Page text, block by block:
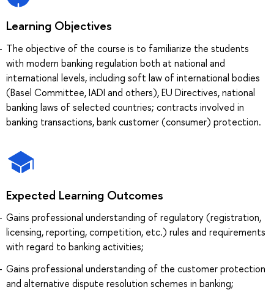
Learning Objectives
The objective of the course is to familiarize the students
with modern banking regulation both at national and
international levels, including soft law of international bodies
(Basel Committee, IADI and others), EU Directives, national
banking laws of selected countries; contracts involved in
banking transactions, bank customer (consumer) protection.
Expected Learning Outcomes
Gains professional understanding of regulatory (registration,
licensing, reporting, competition, etc.) rules and requirements
with regard to banking activities;
Gains professional understanding of the customer protection
and alternative dispute resolution schemes in banking;